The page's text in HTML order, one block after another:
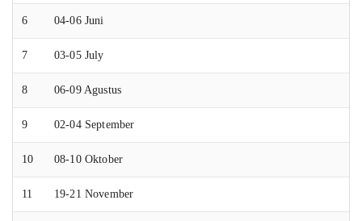
6 04-06 Juni
7 03-05 July
8 06-09 Agustus
9 02-04 September
10 08-10 Oktober
11 19-21 November